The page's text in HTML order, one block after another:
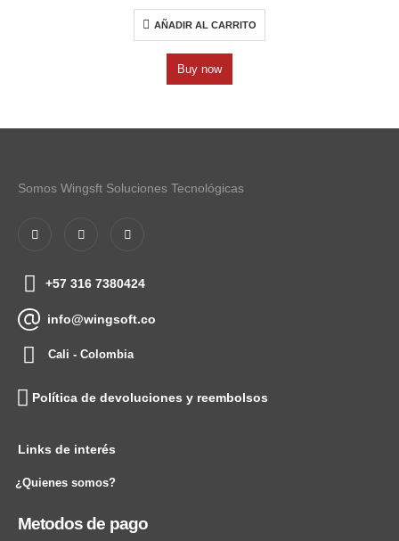
AÑADIR AL CARRITO
Buy now
Somos Wingsft Soluciones Tecnológicas
+57 316 7380424
info@wingsoft.co
Cali - Colombia
Política de devoluciones y reembolsos
Links de interés
¿Quienes somos?
Metodos de pago